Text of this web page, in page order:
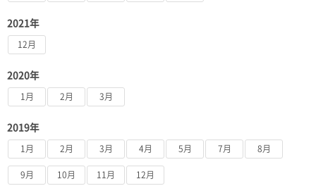
2021年
12月
2020年
1月 2月 3月
2019年
1月 2月 3月 4月 5月 7月 8月
9月 10月 11月 12月